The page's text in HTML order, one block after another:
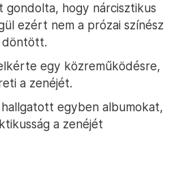
gondolta, hogy nárcisztikus
ezért nem a prózai színész
döntött.
egy közreműködésre,
a zenéjét.
egyben albumokat,
a zenéjét